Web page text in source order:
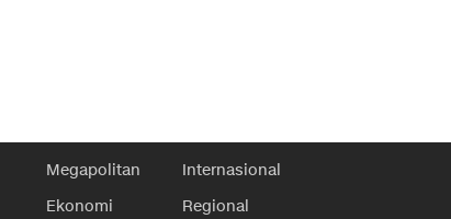
Megapolitan
Internasional
Ekonomi
Regional